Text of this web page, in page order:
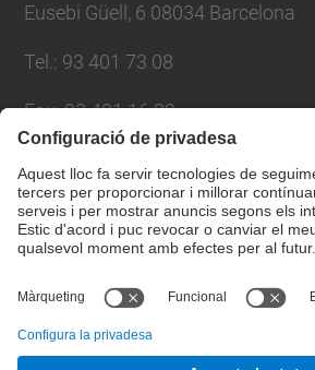
Eusebi Güell, 6 08034 Barcelona
Tel. : 93 401 73 08
Fax:93 401 16 22
Directori UPC
Formulari de contacte